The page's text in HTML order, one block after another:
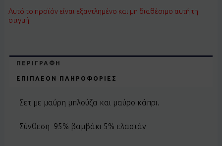
Αυτό το προϊόν είναι εξαντλημένο και μη διαθέσιμο αυτή τη
στιγμή.
ΠΕΡΙΓΡΑΦΉ
ΕΠΙΠΛΈΟΝ ΠΛΗΡΟΦΟΡΊΕΣ
Σετ με μαύρη μπλούζα και μαύρο κάπρι.
Σύνθεση 95% βαμβάκι 5% ελαστάν